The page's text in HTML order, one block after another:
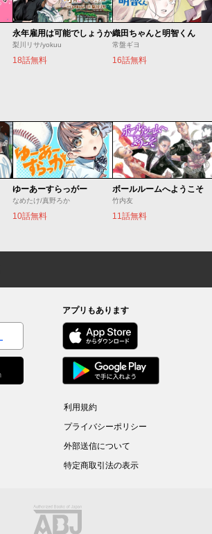
永年雇用は可能でしょうか
梨川リサ/yokuu
18話無料
織田ちゃんと明智くん
常盤ギヨ
16話無料
ゆーあーすらっがー
なめたけ/真野ろか
10話無料
ボールルームへようこそ
竹内友
11話無料
アプリもあります
利用規約
プライバシーポリシー
外部送信について
特定商取引法の表示